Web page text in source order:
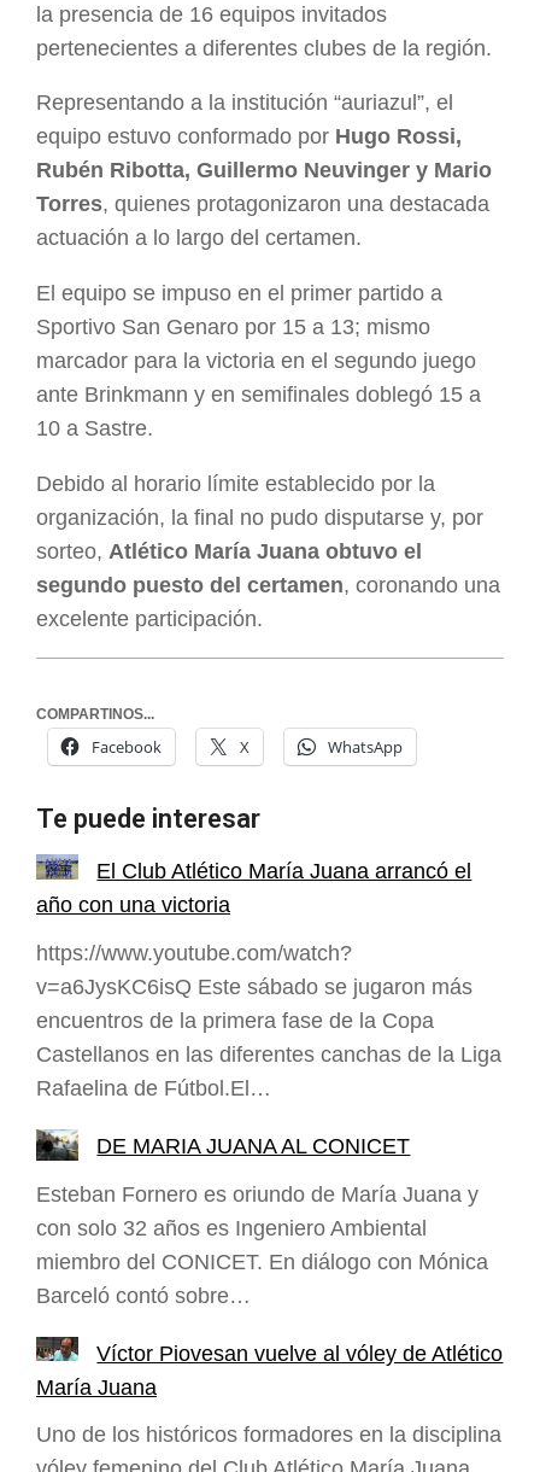
la presencia de 16 equipos invitados
pertenecientes a diferentes clubes de la región.
Representando a la institución “auriazul”, el
equipo estuvo conformado por Hugo Rossi,
Rubén Ribotta, Guillermo Neuvinger y Mario
Torres, quienes protagonizaron una destacada
actuación a lo largo del certamen.
El equipo se impuso en el primer partido a
Sportivo San Genaro por 15 a 13; mismo
marcador para la victoria en el segundo juego
ante Brinkmann y en semifinales doblegó 15 a
10 a Sastre.
Debido al horario límite establecido por la
organización, la final no pudo disputarse y, por
sorteo, Atlético María Juana obtuvo el
segundo puesto del certamen, coronando una
excelente participación.
COMPARTINOS...
Facebook X WhatsApp
Te puede interesar
El Club Atlético María Juana arrancó el
año con una victoria
https://www.youtube.com/watch?
v=a6JysKC6isQ Este sábado se jugaron más
encuentros de la primera fase de la Copa
Castellanos en las diferentes canchas de la Liga
Rafaelina de Fútbol.El…
DE MARIA JUANA AL CONICET
Esteban Fornero es oriundo de María Juana y
con solo 32 años es Ingeniero Ambiental
miembro del CONICET. En diálogo con Mónica
Barceló contó sobre…
Víctor Piovesan vuelve al vóley de Atlético
María Juana
Uno de los históricos formadores en la disciplina